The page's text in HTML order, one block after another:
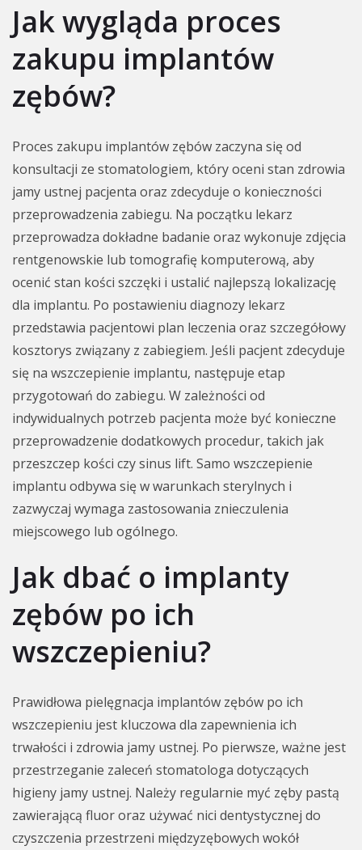
Jak wygląda proces
zakupu implantów
zębów?
Proces zakupu implantów zębów zaczyna się od
konsultacji ze stomatologiem, który oceni stan zdrowia
jamy ustnej pacjenta oraz zdecyduje o konieczności
przeprowadzenia zabiegu. Na początku lekarz
przeprowadza dokładne badanie oraz wykonuje zdjęcia
rentgenowskie lub tomografię komputerową, aby
ocenić stan kości szczęki i ustalić najlepszą lokalizację
dla implantu. Po postawieniu diagnozy lekarz
przedstawia pacjentowi plan leczenia oraz szczegółowy
kosztorys związany z zabiegiem. Jeśli pacjent zdecyduje
się na wszczepienie implantu, następuje etap
przygotowań do zabiegu. W zależności od
indywidualnych potrzeb pacjenta może być konieczne
przeprowadzenie dodatkowych procedur, takich jak
przeszczep kości czy sinus lift. Samo wszczepienie
implantu odbywa się w warunkach sterylnych i
zazwyczaj wymaga zastosowania znieczulenia
miejscowego lub ogólnego.
Jak dbać o implanty
zębów po ich
wszczepieniu?
Prawidłowa pielęgnacja implantów zębów po ich
wszczepieniu jest kluczowa dla zapewnienia ich
trwałości i zdrowia jamy ustnej. Po pierwsze, ważne jest
przestrzeganie zaleceń stomatologa dotyczących
higieny jamy ustnej. Należy regularnie myć zęby pastą
zawierającą fluor oraz używać nici dentystycznej do
czyszczenia przestrzeni międzyzębowych wokół